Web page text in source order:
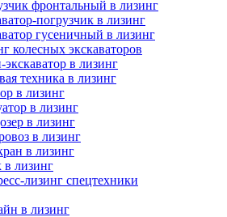
фронтальный в лизинг
погрузчик в лизинг
гусеничный в лизинг
колесных экскаваторов
в лизинг
техника в лизинг
в лизинг
в лизинг
в лизинг
в лизинг
в лизинг
в лизинг
лизинг спецтехники
в лизинг